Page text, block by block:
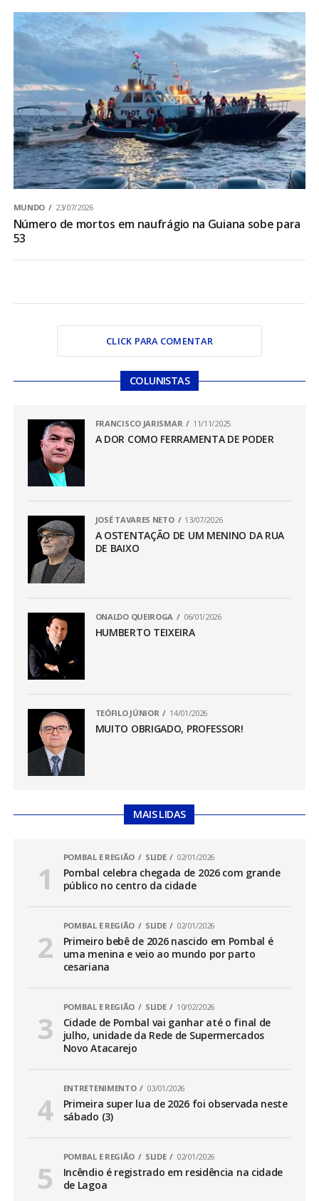
MUNDO 23/07/2026
Número de mortos em naufrágio na Guiana sobe para
53
CLICK PARA COMENTAR
COLUNISTAS
FRANCISCO JARISMAR 11/11/2025
A DOR COMO FERRAMENTA DE PODER
JOSÉ TAVARES NETO 13/07/2026
A OSTENTAÇÃO DE UM MENINO DA RUA
DE BAIXO
ONALDO QUEIROGA 06/01/2026
HUMBERTO TEIXEIRA
TEÓFILO JÚNIOR 14/01/2026
MUITO OBRIGADO, PROFESSOR!
MAIS LIDAS
POMBAL E REGIÃO SLIDE 02/01/2026
Pombal celebra chegada de 2026 com grande
público no centro da cidade
POMBAL E REGIÃO SLIDE 02/01/2026
Primeiro bebê de 2026 nascido em Pombal é
uma menina e veio ao mundo por parto
cesariana
POMBAL E REGIÃO SLIDE 10/02/2026
Cidade de Pombal vai ganhar até o final de
julho, unidade da Rede de Supermercados
Novo Atacarejo
ENTRETENIMENTO 03/01/2026
Primeira super lua de 2026 foi observada neste
sábado (3)
POMBAL E REGIÃO SLIDE 02/01/2026
Incêndio é registrado em residência na cidade
de Lagoa